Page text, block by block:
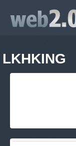
LKHKING